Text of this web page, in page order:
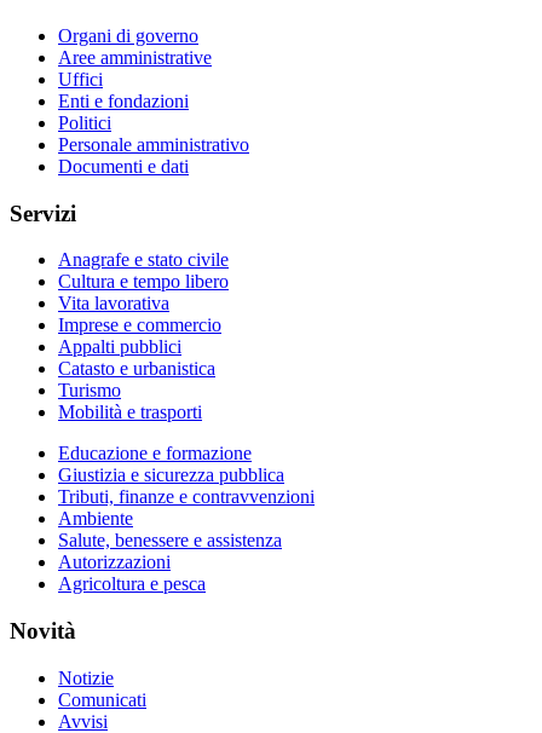
Organi di governo
Aree amministrative
Uffici
Enti e fondazioni
Politici
Personale amministrativo
Documenti e dati
Servizi
Anagrafe e stato civile
Cultura e tempo libero
Vita lavorativa
Imprese e commercio
Appalti pubblici
Catasto e urbanistica
Turismo
Mobilità e trasporti
Educazione e formazione
Giustizia e sicurezza pubblica
Tributi, finanze e contravvenzioni
Ambiente
Salute, benessere e assistenza
Autorizzazioni
Agricoltura e pesca
Novità
Notizie
Comunicati
Avvisi